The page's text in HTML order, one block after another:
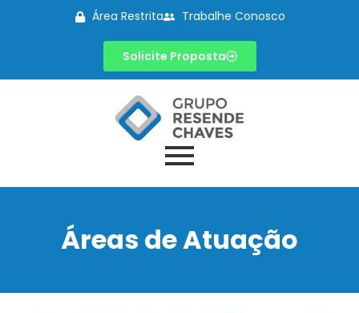
Área Restrita Trabalhe Conosco
Solicite Proposta
Áreas de Atuação